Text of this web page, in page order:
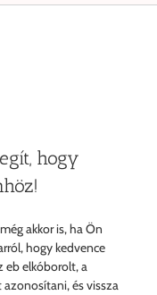
hogy
akkor is, ha Ön
hogy kedvence
eb elkóborolt, a
és vissza